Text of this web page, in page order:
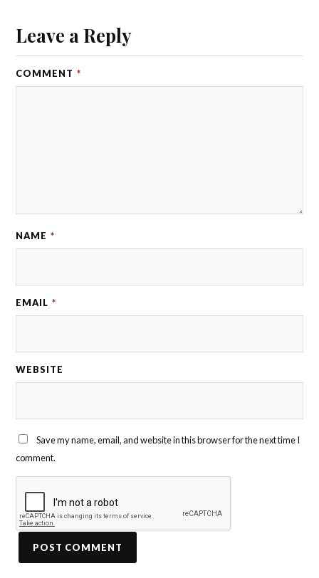
Leave a Reply
COMMENT *
NAME *
EMAIL *
WEBSITE
Save my name, email, and website in this browser for the next time I
comment.